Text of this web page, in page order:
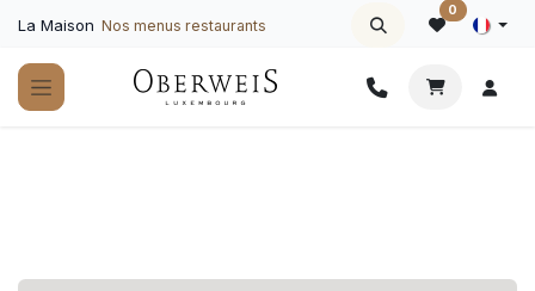
La Maison Nos menus restaurants
0